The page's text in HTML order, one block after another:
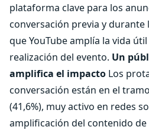
plataforma clave para los
conversación previa y durante
que YouTube amplía la vida
realización del evento. Un
amplifica el impacto Los
conversación están en el
(41,6%), muy activo en redes
amplificación del contenido de